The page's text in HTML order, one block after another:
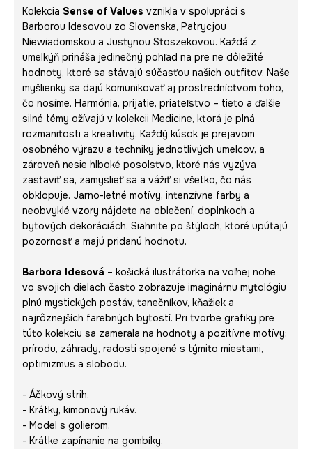
Kolekcia Sense of Values vznikla v spolupráci s
Barborou Idesovou zo Slovenska, Patrycjou
Niewiadomskou a Justynou Stoszekovou. Každá z
umelkýň prináša jedinečný pohľad na pre ne dôležité
hodnoty, ktoré sa stávajú súčasťou našich outfitov. Naše
myšlienky sa dajú komunikovať aj prostredníctvom toho,
čo nosíme. Harmónia, prijatie, priateľstvo – tieto a ďalšie
silné témy ožívajú v kolekcii Medicine, ktorá je plná
rozmanitosti a kreativity. Každý kúsok je prejavom
osobného výrazu a techniky jednotlivých umelcov, a
zároveň nesie hlboké posolstvo, ktoré nás vyzýva
zastaviť sa, zamyslieť sa a vážiť si všetko, čo nás
obklopuje. Jarno-letné motívy, intenzívne farby a
neobvyklé vzory nájdete na oblečení, doplnkoch a
bytových dekoráciách. Siahnite po štýloch, ktoré upútajú
pozornosť a majú pridanú hodnotu.
Barbora Idesová – košická ilustrátorka na voľnej nohe
vo svojich dielach často zobrazuje imaginárnu mytológiu
plnú mystických postáv, tanečníkov, kňažiek a
najrôznejších farebných bytostí. Pri tvorbe grafiky pre
túto kolekciu sa zamerala na hodnoty a pozitívne motívy:
prírodu, záhrady, radosti spojené s týmito miestami,
optimizmus a slobodu.
- Áčkový strih.
- Krátky, kimonový rukáv.
- Model s golierom.
- Krátke zapínanie na gombíky.